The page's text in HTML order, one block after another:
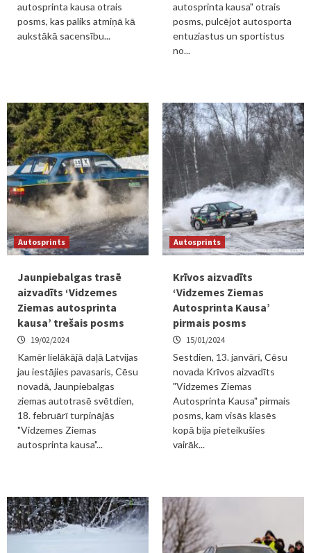
autosprinta kausa otrais
posms, kas paliks atmiņā kā
aukstākā sacensību...
autosprinta kausa" otrais
posms, pulcējot autosporta
entuziastus un sportistus
no...
Autosprints
Jaunpiebalgas trasē
aizvadīts ‘Vidzemes
Ziemas autosprinta
kausa’ trešais posms
19/02/2024
Kamēr lielākājā daļā Latvijas
jau iestājies pavasaris, Cēsu
novadā, Jaunpiebalgas
ziemas autotrasē svētdien,
18. februārī turpinājās
"Vidzemes Ziemas
autosprinta kausa"...
Autosprints
Krīvos aizvadīts
‘Vidzemes Ziemas
Autosprinta Kausa’
pirmais posms
15/01/2024
Sestdien, 13. janvārī, Cēsu
novada Krīvos aizvadīts
"Vidzemes Ziemas
Autosprinta Kausa" pirmais
posms, kam visās klasēs
kopā bija pieteikušies
vairāk...